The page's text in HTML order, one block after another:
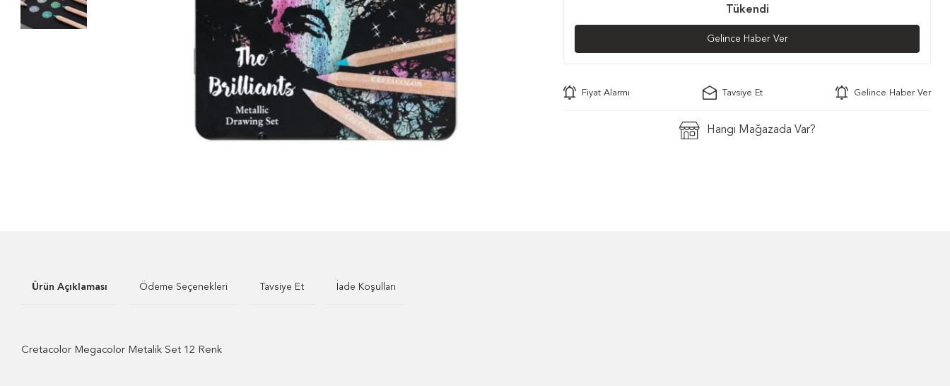
Tükendi
Gelince Haber Ver
Fiyat Alarmı Tavsiye Et Gelince Haber Ver
Hangi Mağazada Var?
Ürün Açıklaması Ödeme Seçenekleri Tavsiye Et İade Koşulları
Cretacolor Megacolor Metalik Set 12 Renk